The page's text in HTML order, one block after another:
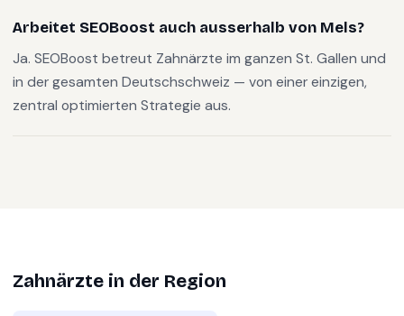
Arbeitet SEOBoost auch ausserhalb von Mels?
Ja. SEOBoost betreut Zahnärzte im ganzen St. Gallen und
in der gesamten Deutschschweiz — von einer einzigen,
zentral optimierten Strategie aus.
Zahnärzte in der Region